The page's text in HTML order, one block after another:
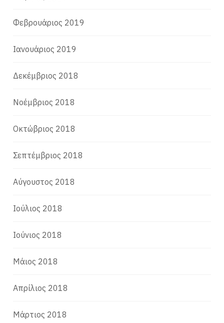
Φεβρουάριος 2019
Ιανουάριος 2019
Δεκέμβριος 2018
Νοέμβριος 2018
Οκτώβριος 2018
Σεπτέμβριος 2018
Αύγουστος 2018
Ιούλιος 2018
Ιούνιος 2018
Μάιος 2018
Απρίλιος 2018
Μάρτιος 2018